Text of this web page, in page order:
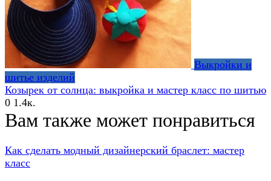
Выкройки и
шитье изделий
Козырек от солнца: выкройка и мастер класс по шитью
0 1.4к.
Вам также может понравиться
Как сделать модный дизайнерский браслет: мастер
класс